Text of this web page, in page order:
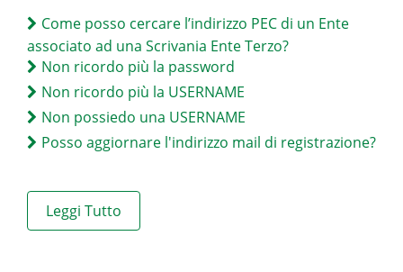
Come posso cercare l’indirizzo PEC di un Ente
associato ad una Scrivania Ente Terzo?
Non ricordo più la password
Non ricordo più la USERNAME
Non possiedo una USERNAME
Posso aggiornare l'indirizzo mail di registrazione?
Leggi Tutto